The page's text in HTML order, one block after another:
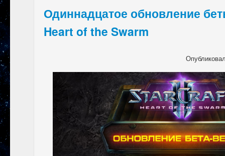
Одиннадцатое обновление
Heart of the Swarm